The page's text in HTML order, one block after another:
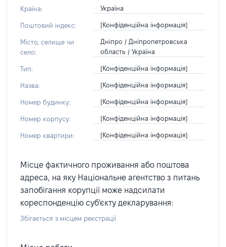
Країна: Україна
Поштовий індекс: [Конфіденційна інформація]
Місто, селище чи
село:
Дніпро / Дніпропетровська
область / Україна
Тип: [Конфіденційна інформація]
Назва: [Конфіденційна інформація]
Номер будинку: [Конфіденційна інформація]
Номер корпусу: [Конфіденційна інформація]
Номер квартири: [Конфіденційна інформація]
Місце фактичного проживання або поштова
адреса, на яку Національне агентство з питань
запобігання корупції може надсилати
кореспонденцію суб'єкту декларування:
Збігається з місцем реєстрації